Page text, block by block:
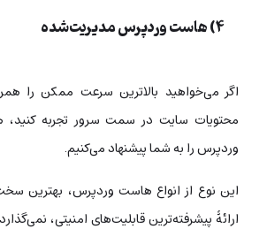
۴) هاست وردپرس مدیریت‌شده
اگر می‌خواهید بالاترین سرعت ممکن را
محتویات سایت در سمت سرور تجربه
وردپرس را به شما پیشنهاد می‌کنیم.
این نوع از انواع هاست وردپرس، بهترین‌
ارائۀ پیشرفته‌ترین قابلیت‌های امنیتی،